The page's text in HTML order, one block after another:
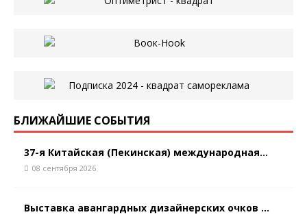
БЛИЖАЙШИЕ СОБЫТИЯ
37-я Китайская (Пекинская) международная...
08 сентября 2026
Выставка авангардных дизайнерских очков ...